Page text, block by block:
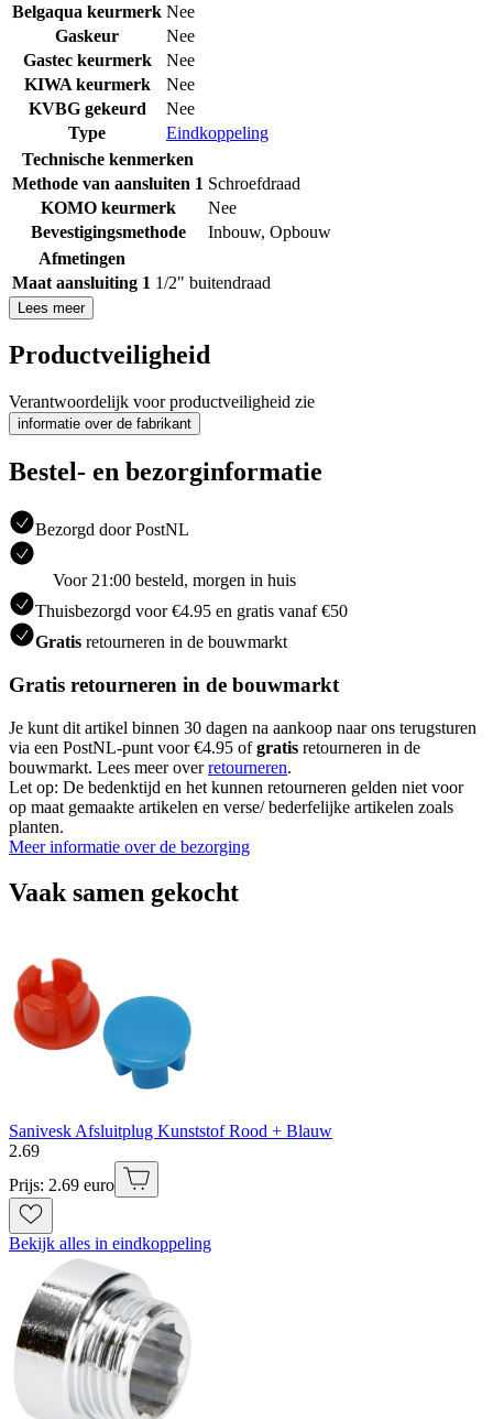
Belgaqua keurmerk Nee
Gaskeur
Nee
Gastec keurmerk
Nee
KIWA keurmerk
Nee
KVBG gekeurd
Nee
Type
Eindkoppeling
Technische kenmerken
Methode van aansluiten 1 Schroefdraad
KOMO keurmerk
Nee
Bevestigingsmethode
Inbouw, Opbouw
Afmetingen
Maat aansluiting 1 1/2" buitendraad
Lees meer
Productveiligheid
Verantwoordelijk voor productveiligheid zie
informatie over de fabrikant
Bestel- en bezorginformatie
Bezorgd door PostNL
Voor 21:00 besteld, morgen in huis
Thuisbezorgd voor €4.95 en gratis vanaf €50
Gratis retourneren in de bouwmarkt
Gratis retourneren in de bouwmarkt
Je kunt dit artikel binnen 30 dagen na aankoop naar ons terugsturen
via een PostNL-punt voor €4.95 ofgratis retourneren in de
bouwmarkt. Lees meer overretourneren.
Let op: De bedenktijd en het kunnen retourneren gelden niet voor
op maat gemaakte artikelen en verse/ bederfelijke artikelen zoals
planten.
Meer informatie over de bezorging
Vaak samen gekocht
Sanivesk Afsluitplug Kunststof Rood + Blauw
2.69
Prijs: 2.69 euro
Bekijk alles in eindkoppeling